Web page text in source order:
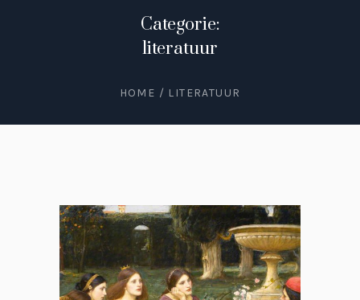
Categorie:
literatuur
HOME / LITERATUUR